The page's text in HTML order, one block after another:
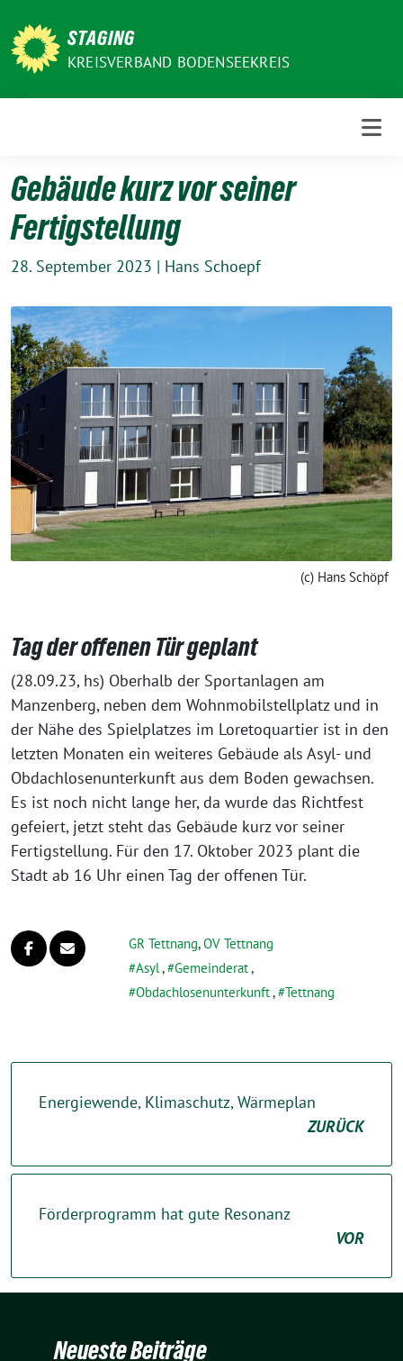
zum
Inhalt
STAGING
KREISVERBAND BODENSEEKREIS
Gebäude kurz vor seiner
Fertigstellung
28. September 2023 | Hans Schoepf
(c) Hans Schöpf
Tag der offenen Tür geplant
(28.09.23, hs) Oberhalb der Sportanlagen am
Manzenberg, neben dem Wohnmobilstellplatz und in
der Nähe des Spielplatzes im Loretoquartier ist in den
letz­ten Monaten ein wei­te­res Gebäude als Asyl- und
Obdachlosenunterkunft aus dem Boden gewach­sen.
Es ist noch nicht lan­ge her, da wur­de das Richtfest
gefei­ert, jetzt steht das Gebäude kurz vor sei­ner
Fertigstellung. Für den 17. Oktober 2023 plant die
Stadt ab 16 Uhr einen Tag der offe­nen Tür.
GR Tettnang,OV Tettnang
Asyl, Gemeinderat,
Obdachlosenunterkunft, Tettnang
Energiewende, Klimaschutz, Wärmeplan
ZURÜCK
Förderprogramm hat gute Resonanz
VOR
Neueste Beiträge